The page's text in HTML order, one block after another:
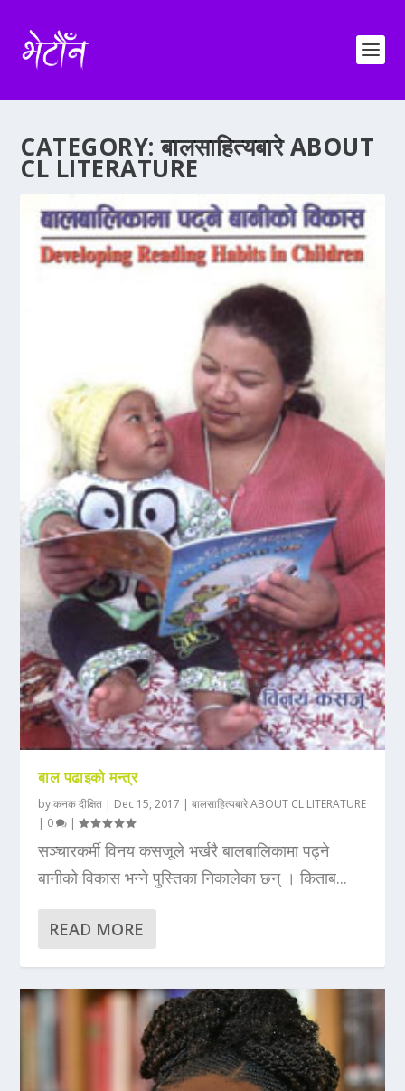
CATEGORY: बालसाहित्यबारे ABOUT
CL LITERATURE
बाल पढाइको मन्त्र
byकनक दीक्षित | Dec 15, 2017 |बालसाहित्यबारे ABOUT CL LITERATURE
| 0 |
सञ्चारकर्मी विनय कसजूले भर्खरै बालबालिकामा पढ्ने
बानीको विकास भन्ने पुस्तिका निकालेका छन् । किताब...
READ MORE